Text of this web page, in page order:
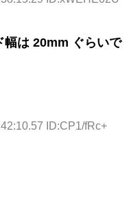
幅は 20mm ぐらいで
ID:CP1/fRc+